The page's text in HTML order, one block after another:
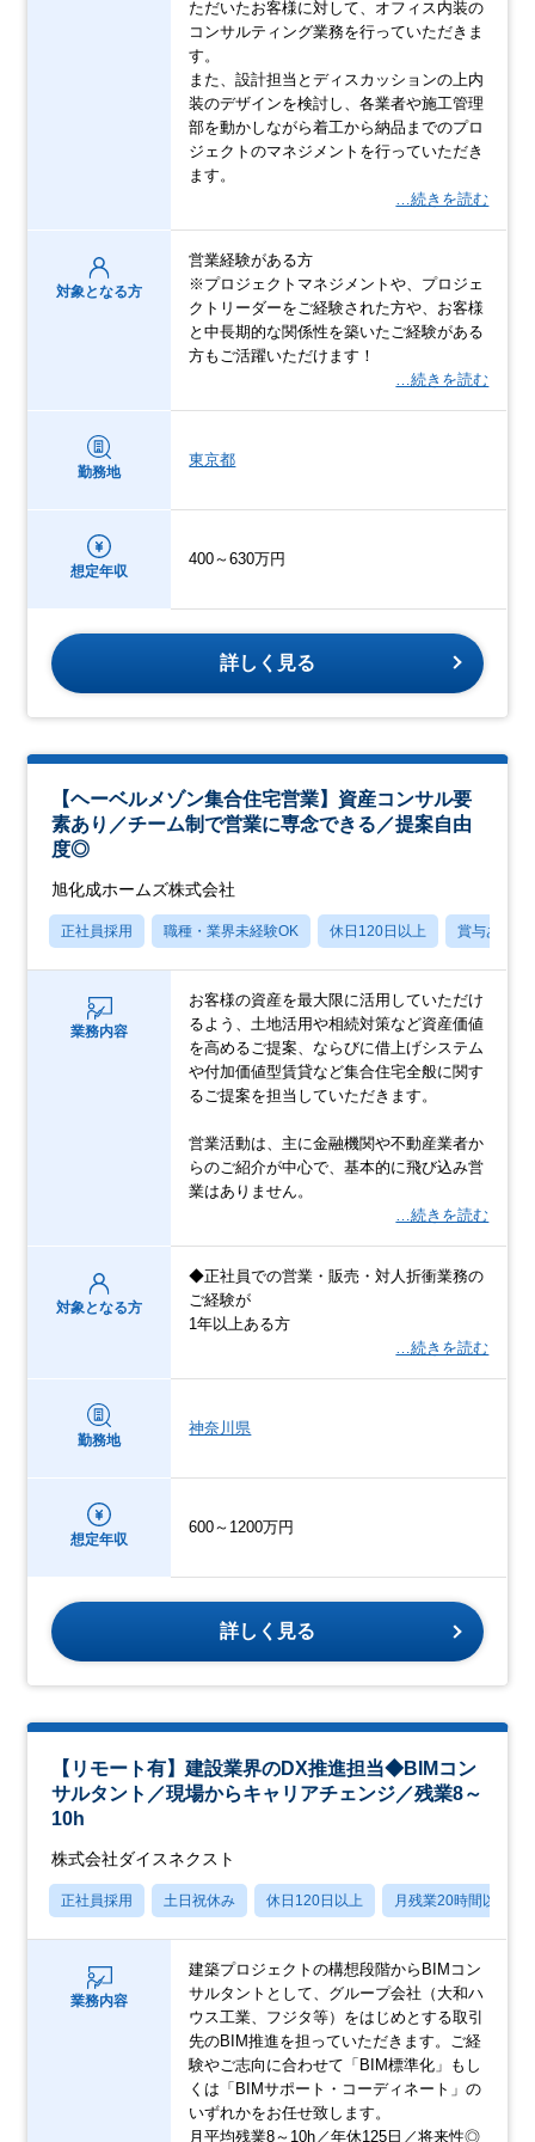
ただいたお客様に対して、オフィス内装の
コンサルティング業務を行っていただきま
す。
また、設計担当とディスカッションの上内
装のデザインを検討し、各業者や施工管理
部を動かしながら着工から納品までのプロ
ジェクトのマネジメントを行っていただき
ます。
…続きを読む
対象となる方
営業経験がある方
※プロジェクトマネジメントや、プロジェ
クトリーダーをご経験された方や、お客様
と中長期的な関係性を築いたご経験がある
方もご活躍いただけます！
…続きを読む
勤務地
東京都
想定年収
400～630万円
詳しく見る
【ヘーベルメゾン集合住宅営業】資産コンサル要
素あり／チーム制で営業に専念できる／提案自由
度◎
旭化成ホームズ株式会社
正社員採用 職種・業界未経験OK 休日120日以上 賞与あり
業務内容
お客様の資産を最大限に活用していただけ
るよう、土地活用や相続対策など資産価値
を高めるご提案、ならびに借上げシステム
や付加価値型賃貸など集合住宅全般に関す
るご提案を担当していただきます。
営業活動は、主に金融機関や不動産業者か
らのご紹介が中心で、基本的に飛び込み営
業はありません。
…続きを読む
対象となる方
◆正社員での営業・販売・対人折衝業務の
ご経験が
1年以上ある方
…続きを読む
勤務地
神奈川県
想定年収
600～1200万円
詳しく見る
【リモート有】建設業界のDX推進担当◆BIMコン
サルタント／現場からキャリアチェンジ／残業8～
10h
株式会社ダイスネクスト
正社員採用 土日祝休み 休日120日以上 月残業20時間以内
業務内容
建築プロジェクトの構想段階からBIMコン
サルタントとして、グループ会社（大和ハ
ウス工業、フジタ等）をはじめとする取引
先のBIM推進を担っていただきます。ご経
験やご志向に合わせて「BIM標準化」もし
くは「BIMサポート・コーディネート」の
いずれかをお任せ致します。
月平均残業8～10h／年休125日／将来性◎